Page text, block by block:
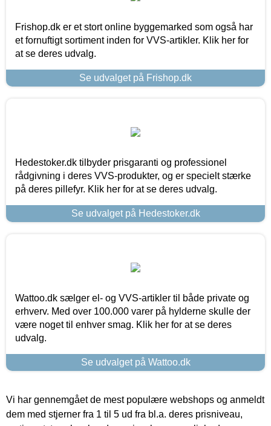
Frishop.dk er et stort online byggemarked som også har
et fornuftigt sortiment inden for VVS-artikler. Klik her for
at se deres udvalg.
Se udvalget på Frishop.dk
Hedestoker.dk tilbyder prisgaranti og professionel
rådgivning i deres VVS-produkter, og er specielt stærke
på deres pillefyr. Klik her for at se deres udvalg.
Se udvalget på Hedestoker.dk
Wattoo.dk sælger el- og VVS-artikler til både private og
erhverv. Med over 100.000 varer på hylderne skulle der
være noget til enhver smag. Klik her for at se deres
udvalg.
Se udvalget på Wattoo.dk
Vi har gennemgået de mest populære webshops og anmeldt
dem med stjerner fra 1 til 5 ud fra bl.a. deres prisniveau,